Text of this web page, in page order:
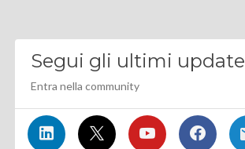
Segui gli ultimi update
Entra nella community